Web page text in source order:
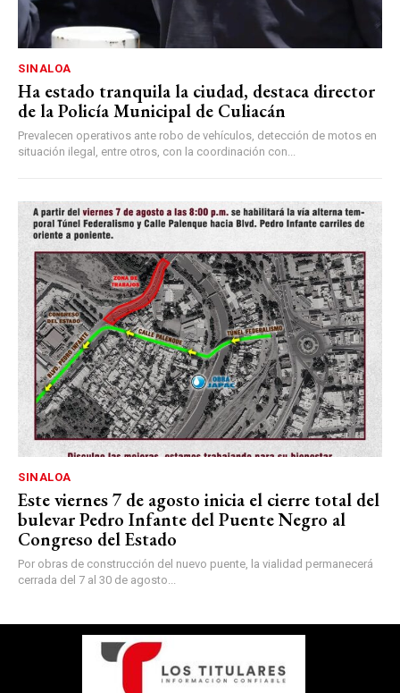
SINALOA
Ha estado tranquila la ciudad, destaca director
de la Policía Municipal de Culiacán
Prevalecen operativos ante robo de vehículos, detección de motos en
situación ilegal, entre otros, con la coordinación con...
SINALOA
Este viernes 7 de agosto inicia el cierre total del
bulevar Pedro Infante del Puente Negro al
Congreso del Estado
Por obras de construcción del nuevo puente, la vialidad permanecerá
cerrada del 7 al 30 de agosto...